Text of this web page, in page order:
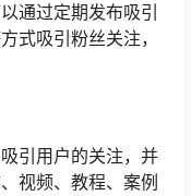
通过定期发布吸引
式吸引粉丝关注，
引用户的关注，并
视频、教程、案例